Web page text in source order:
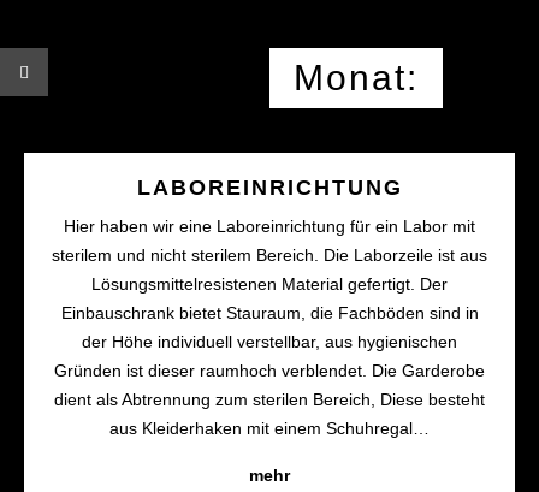
Monat:
LABOREINRICHTUNG
Hier haben wir eine Laboreinrichtung für ein Labor mit
sterilem und nicht sterilem Bereich. Die Laborzeile ist aus
Lösungsmittelresistenen Material gefertigt. Der
Einbauschrank bietet Stauraum, die Fachböden sind in
der Höhe individuell verstellbar, aus hygienischen
Gründen ist dieser raumhoch verblendet. Die Garderobe
dient als Abtrennung zum sterilen Bereich, Diese besteht
aus Kleiderhaken mit einem Schuhregal…
mehr